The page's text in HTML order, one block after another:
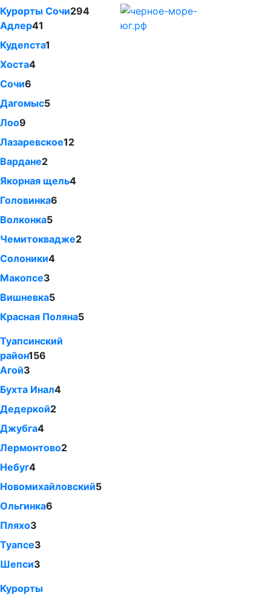
Курорты Сочи294
Адлер41
Кудепста1
Хоста4
Сочи6
Дагомыс5
Лоо9
Лазаревское12
Вардане2
Якорная щель4
Головинка6
Волконка5
Чемитоквадже2
Солоники4
Макопсе3
Вишневка5
Красная Поляна5
Туапсинский
район156
Агой3
Бухта Инал4
Дедеркой2
Джубга4
Лермонтово2
Небуг4
Новомихайловский5
Ольгинка6
Пляхо3
Туапсе3
Шепси3
Курорты